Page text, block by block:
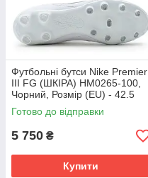
Футбольні бутси Nike Premier
III FG (ШКІРА) HM0265-100,
Чорний, Розмір (EU) - 42.5
Готово до відправки
5 750 ₴
Купити